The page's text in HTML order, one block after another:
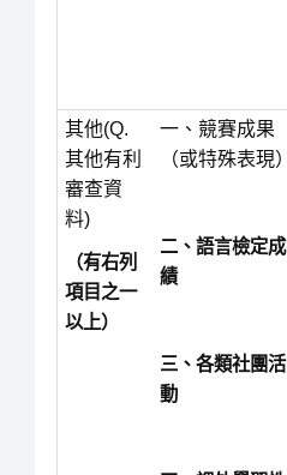
其他(Q.
其他有利
審查資
料)
（有右列
項目之一
以上）
一、競賽成果
（或特殊表現）
二、語言檢定成
績
三、各類社團活
動